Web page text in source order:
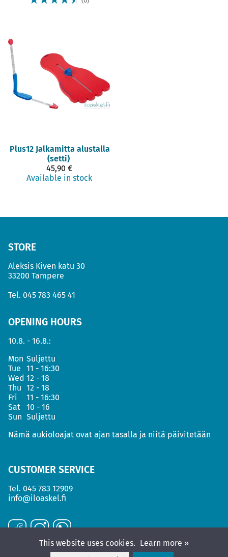
Plus12 Jalkamitta alustalla
(setti)
45,90 €
Available in stock
STORE
Aleksis Kiven katu 30
33200 Tampere
Tel. 045 783 465 41
OPENING HOURS
10.8. - 16.8.:
Mon Suljettu
Tue
11 - 16:30
Wed 12 - 18
Thu 12 - 18
Fri
11 - 16:30
Sat
10 - 16
Sun Suljettu
Nämä aukioloajat ovat ajan tasalla ja niitä päivitetään
CUSTOMER SERVICE
Tel. 045 783 12909
info@iloaskel.fi
This website uses cookies. Learn more »